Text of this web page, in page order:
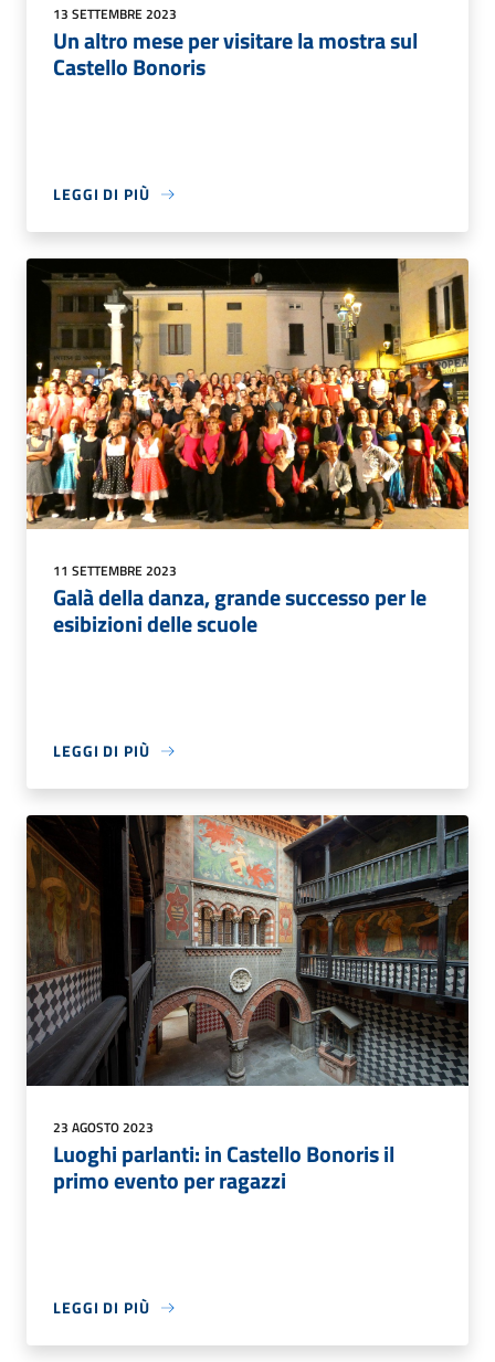
13 SETTEMBRE 2023
Un altro mese per visitare la mostra sul
Castello Bonoris
LEGGI DI PIÙ
11 SETTEMBRE 2023
Galà della danza, grande successo per le
esibizioni delle scuole
LEGGI DI PIÙ
23 AGOSTO 2023
Luoghi parlanti: in Castello Bonoris il
primo evento per ragazzi
LEGGI DI PIÙ